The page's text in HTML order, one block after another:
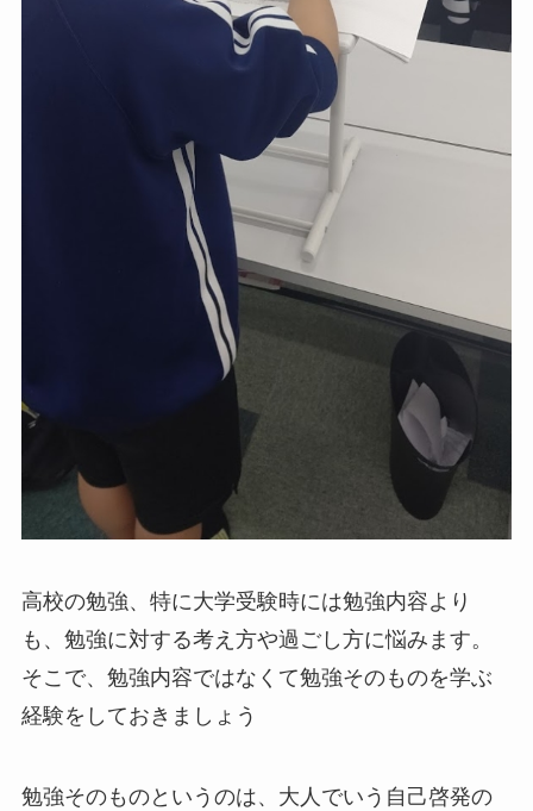
高校の勉強、特に大学受験時には勉強内容より
も、勉強に対する考え方や過ごし方に悩みます。
そこで、勉強内容ではなくて勉強そのものを学ぶ
経験をしておきましょう
勉強そのものというのは、大人でいう自己啓発の